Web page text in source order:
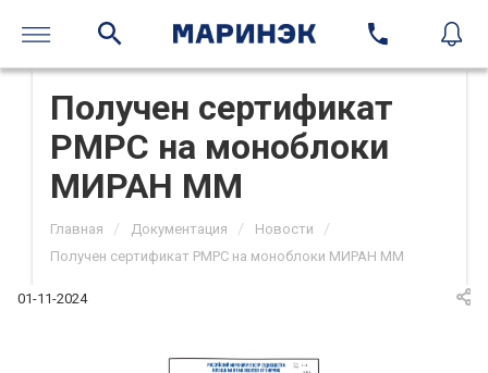
Получен сертификат
РМРС на моноблоки
МИРАН ММ
Главная / Документация / Новости /
Получен сертификат РМРС на моноблоки МИРАН ММ
01-11-2024